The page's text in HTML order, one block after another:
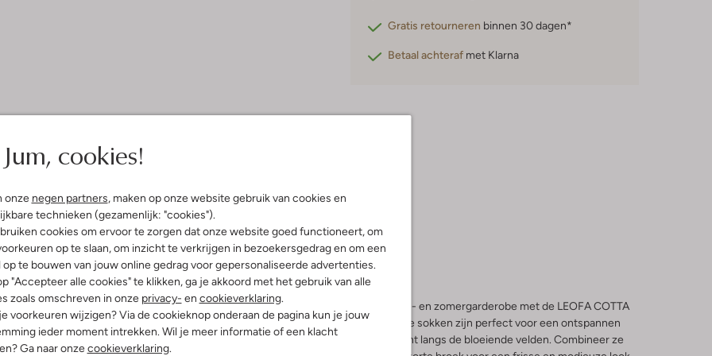
Jum, cookies!
onze negen partners, maken op onze website gebruik van cookies en
technieken (gezamenlijk: "cookies").
cookies om ervoor te zorgen dat onze website goed functioneert, om
op te slaan, om inzicht te verkrijgen in bezoekersgedrag en om een
op te bouwen van jouw online gedrag voor gepersonaliseerde advertenties.
"Accepteer alle cookies" te klikken, ga je akkoord met het gebruik van alle
zoals omschreven in onze privacy- en cookieverklaring.
voorkeuren wijzigen? Via de cookieknop onderaan de pagina kun je jouw
ieder moment intrekken. Wil je meer informatie of een klacht
Ga naar onzecookieverklaring.
Gratis retourneren binnen 30 dagen*
Betaal achteraf met Klarna
& retourneren
& Pasvorm
Textiel
Textiel, Polyamide
Omschrijving
Voeg een vleugje speelsheid toe aan je lente- en zomergarderobe met de LEOFA COTTA
SOCK van BECKSONDERGAARD. Deze witte sokken zijn perfect voor een ontspannen
picknick in het park of een gezellige fietstocht langs de bloeiende velden. Combineer ze